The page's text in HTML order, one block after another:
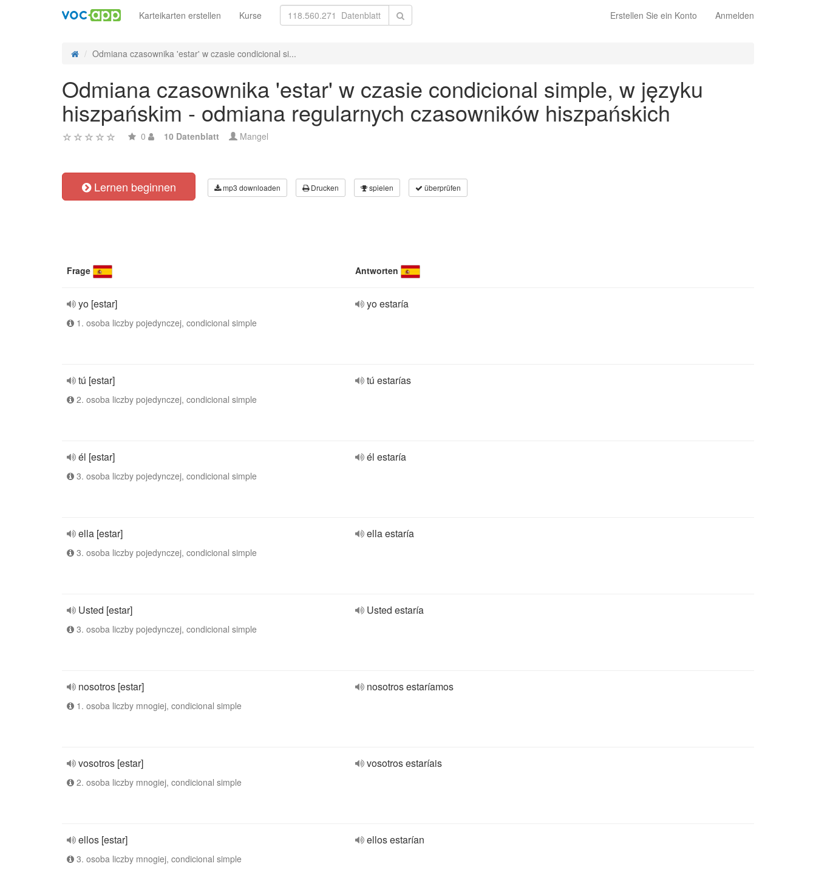
Erstellen Sie ein Konto Anmelden
Karteikarten erstellen Kurse
Odmiana czasownika 'estar' w czasie condicional si...
Odmiana czasownika 'estar' w czasie condicional simple, w języku
hiszpańskim - odmiana regularnych czasowników hiszpańskich
0 10 Datenblatt Mangel
Lernen beginnen mp3 downloaden Drucken spielen überprüfen
Frage Antworten
yo [estar]
1. osoba liczby pojedynczej, condicional simple
yo estaría
tú [estar]
2. osoba liczby pojedynczej, condicional simple
tú estarías
él [estar]
3. osoba liczby pojedynczej, condicional simple
él estaría
ella [estar]
3. osoba liczby pojedynczej, condicional simple
ella estaría
Usted [estar]
3. osoba liczby pojedynczej, condicional simple
Usted estaría
nosotros [estar]
1. osoba liczby mnogiej, condicional simple
nosotros estaríamos
vosotros [estar]
2. osoba liczby mnogiej, condicional simple
vosotros estaríais
ellos [estar]
3. osoba liczby mnogiej, condicional simple
ellos estarían